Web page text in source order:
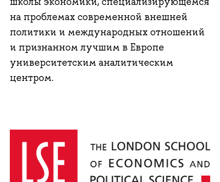
на проблемах современной внешней
политики и международных отношений
и признанном лучшим в Европе
университетским аналитическим
центром.